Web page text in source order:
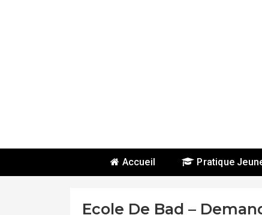
BHBC
Accueil Pratique
Ecole De Bad –